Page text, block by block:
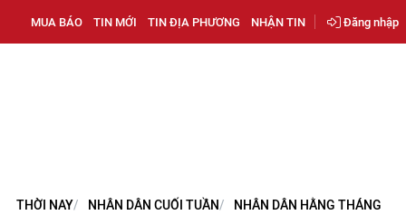
MUA BÁO TIN MỚI TIN ĐỊA PHƯƠNG NHẬN TIN Đăng nhập
THỜI NAY NHÂN DÂN CUỐI TUẦN NHÂN DÂN HẰNG THÁNG